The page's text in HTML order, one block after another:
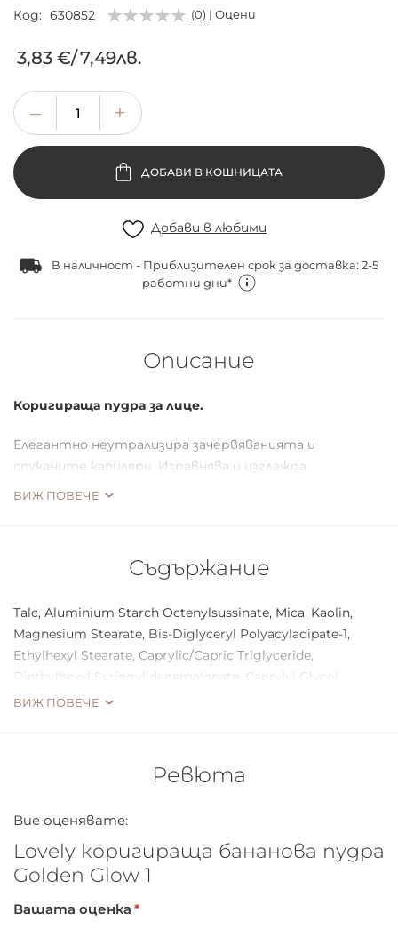
снимки
Код 630852 (0) | Оцени
3,83 €/7,49лв.
ДОБАВИ В КОШНИЦАТА
Добави в любими
В наличност - Приблизителен срок за доставка: 2-5
работни дни*
Описание
Коригираща пудра за лице.
Елегантно неутрализира зачервяванията и
спуканите капиляри. Изравнява и изглажда.
ВИЖ ПОВЕЧЕ
Съдържание
Talc, Aluminium Starch Octenylsussinate, Mica, Kaolin,
Magnesium Stearate, Bis-Diglyceryl Polyacyladipate-1,
Ethylhexyl Stearate, Caprylic/Capric Triglyceride,
Diethylhexyl Syringylidenemalonate, Caprylyl Glycol,
Phenoxyethanol, Hexylene Glycol, Tocopheryl Acetate,
Ionone, Coumarin, [+/-]: CI 77891, CI 77491, CI 77492, CI
ВИЖ ПОВЕЧЕ
Ревюта
Вие оценявате:
Lovely коригираща бананова пудра
Golden Glow 1
Вашата оценка